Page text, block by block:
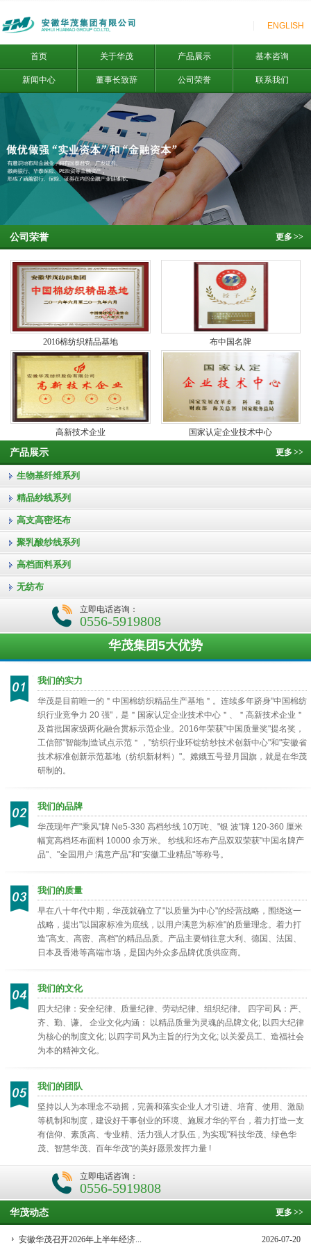
ENGLISH
首页 关于华茂 产品展示 基本咨询
新闻中心 董事长致辞 公司荣誉 联系我们
更多>>
公司荣誉
2016棉纺织精品基地 布中国名牌
高新技术企业 国家认定企业技术中心
更多>>
产品展示
生物基纤维系列
精品纱线系列
高支高密坯布
聚乳酸纱线系列
高档面料系列
无纺布
立即电话咨询：
0556-5919808
华茂集团5大优势
我们的实力
华茂是目前唯一的＂中国棉纺织精品生产基地＂。连续多年跻身"中国棉纺
织行业竞争力 20 强"，是＂国家认定企业技术中心＂、＂高新技术企业＂
及首批国家级两化融合贯标示范企业。2016年荣获"中国质量奖"提名奖，
工信部"智能制造试点示范＂，"纺织行业环锭纺纱技术创新中心"和"安徽省
技术标准创新示范基地（纺织新材料）"。嫦娥五号登月国旗，就是在华茂
研制的。
我们的品牌
华茂现年产"乘风"牌 Ne5-330 高档纱线 10万吨、"银 波"牌 120-360 厘米
幅宽高档坯布面料 10000 余万米。 纱线和坯布产品双双荣获"中国名牌产
品"、"全国用户 满意产品"和"安徽工业精品"等称号。
我们的质量
早在八十年代中期，华茂就确立了"以质量为中心"的经营战略，围绕这一
战略，提出"以国家标准为底线，以用户满意为标准"的质量理念。着力打
造"高支、高密、高档"的精品品质。产品主要销往意大利、德国、法国、
日本及香港等高端市场，是国内外众多品牌优质供应商。
我们的文化
四大纪律：安全纪律、质量纪律、劳动纪律、组织纪律。 四字司风：严、
齐、勤、谦。 企业文化内涵： 以精品质量为灵魂的品牌文化; 以四大纪律
为核心的制度文化; 以四字司风为主旨的行为文化; 以关爱员工、造福社会
为本的精神文化。
我们的团队
坚持以人为本理念不动摇，完善和落实企业人才引进、培育、使用、激励
等机制和制度，建设好干事创业的环境、施展才华的平台，着力打造一支
有信仰、素质高、专业精、活力强人才队伍 , 为实现"科技华茂、绿色华
茂、智慧华茂、百年华茂"的美好愿景发挥力量 !
立即电话咨询：
0556-5919808
更多>>
华茂动态
2026-07-20
安徽华茂召开2026年上半年经济...